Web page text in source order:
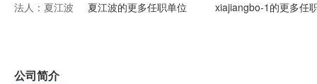
进出口。(依法须经批准的项目，经相关部门批准后方可
法人： 夏江波 夏江波的更多任职单位 xiajiangbo-1的更多任
公司简介